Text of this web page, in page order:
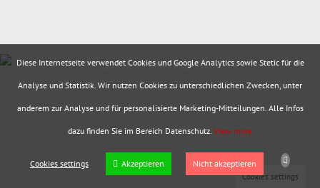
Diese Internetseite verwendet Cookies und Google Analytics sowie Stetic für die
Analyse und Statistik. Wir nutzen Cookies zu unterschiedlichen Zwecken, unter
anderem zur Analyse und für personalisierte Marketing-Mitteilungen. Alle Infos
dazu finden Sie im Bereich Datenschutz. View more
Cookies settings Akzeptieren Nicht akzeptieren
Cookies settings